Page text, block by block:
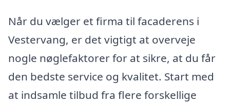
Når du vælger et firma til facaderens i
Vestervang, er det vigtigt at overveje
nogle nøglefaktorer for at sikre, at du får
den bedste service og kvalitet. Start med
at indsamle tilbud fra flere forskellige